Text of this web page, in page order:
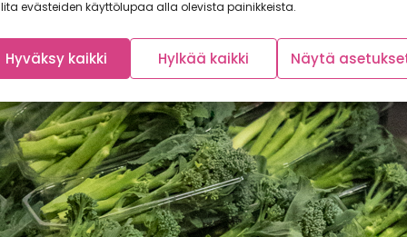
evästeiden käyttölupaa alla olevista painikkeista.
Hyväksy kaikki Hylkää kaikki Näytä